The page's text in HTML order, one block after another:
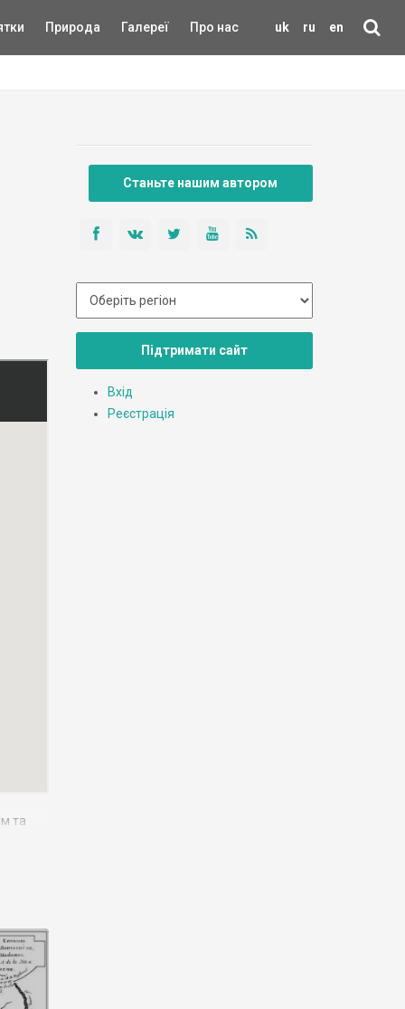
uk ru en
Природа Галереї Про нас
та
Станьте нашим автором
Підтримати сайт
Вхід
Реєстрація